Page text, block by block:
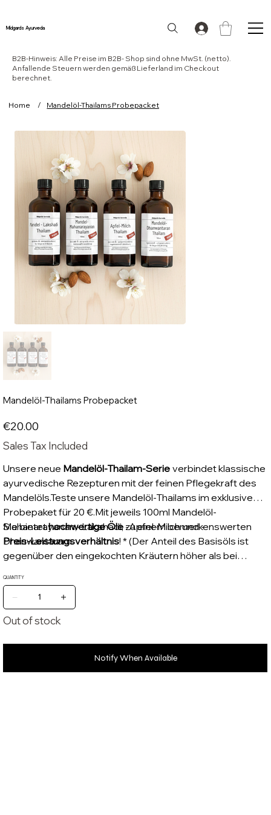
Midgards Ayurveda
Home / Mandelöl-Thailams Probepacket
Mandelöl-Thailams Probepacket
Price
€20.00
Sales Tax Included
Unsere neue Mandelöl-Thailam-Serie verbindet klassische
ayurvedische Rezepturen mit der feinen Pflegekraft des
Mandelöls.Teste unsere Mandelöl-Thailams im exklusiven
Probepaket für 20 €.Mit jeweils 100ml Mandelöl-
Mahanarayanan,- Lakshadi, -Apfel-Milch und -
Dhanwantaram.
Sie bietethochwertige Öle zu einem bemerkenswerten
Preis-Leistungsverhältnis! * (Der Anteil des Basisöls ist
gegenüber den eingekochten Kräutern höher als bei
und deutlich kostengünstigere Anwendung.)
QUANTITY
Out of stock
Notify When Available
B2B-Hinweis: Alle Preise im B2B- Shop sind ohne MwSt. (netto).
Anfallende Steuern werden gemäß Lieferland im Checkout
berechnet.